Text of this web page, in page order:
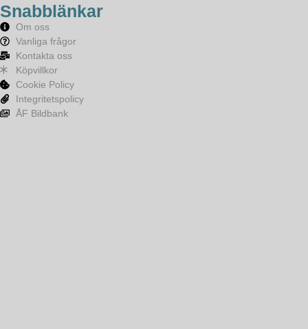
Snabblänkar
Om oss
Vanliga frågor
Kontakta oss
Köpvillkor
Cookie Policy
Integritetspolicy
ÅF Bildbank